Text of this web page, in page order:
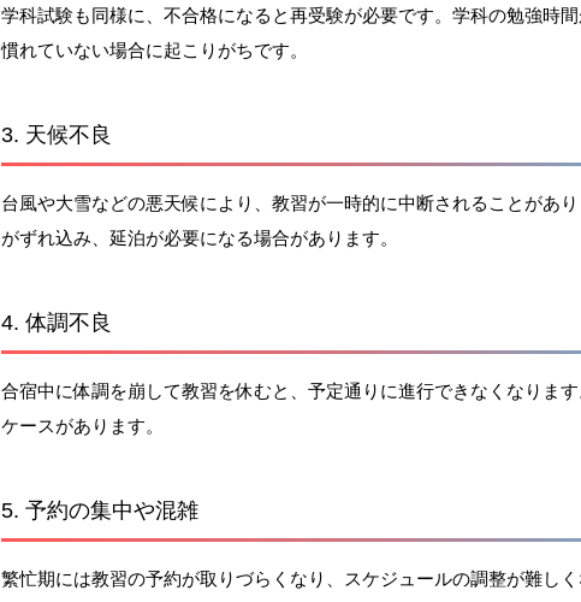
学科試験も同様に、不合格になると再受験が必要です。学科の勉強時
慣れていない場合に起こりがちです。
3. 天候不良
台風や大雪などの悪天候により、教習が一時的に中断されることがあ
がずれ込み、延泊が必要になる場合があります。
4. 体調不良
合宿中に体調を崩して教習を休むと、予定通りに進行できなくなりま
ケースがあります。
5. 予約の集中や混雑
繁忙期には教習の予約が取りづらくなり、スケジュールの調整が難し